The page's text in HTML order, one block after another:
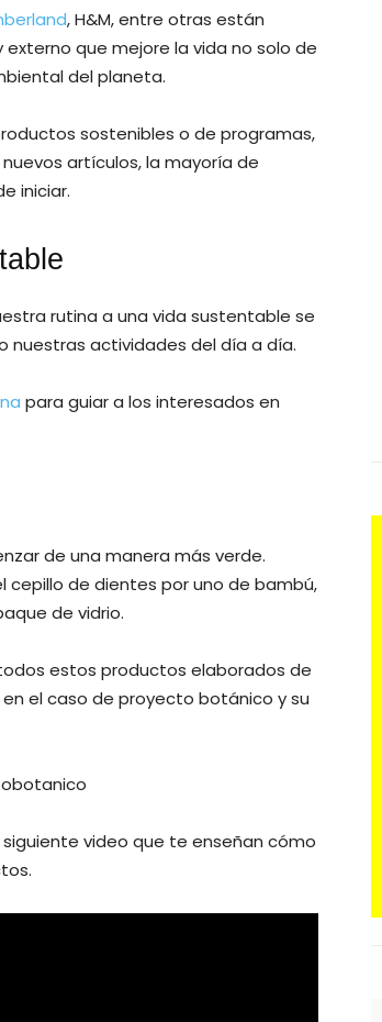
, H&M, entre otras están
que mejore la vida no solo de
del planeta.
sostenibles o de programas,
artículos, la mayoría de
iniciar.
rutina a una vida sustentable se
nuestras actividades del día a día.
para guiar a los interesados en
de una manera más verde.
cepillo de dientes por uno de bambú,
de vidrio.
estos productos elaborados de
el caso de proyecto botánico y su
video que te enseñan cómo